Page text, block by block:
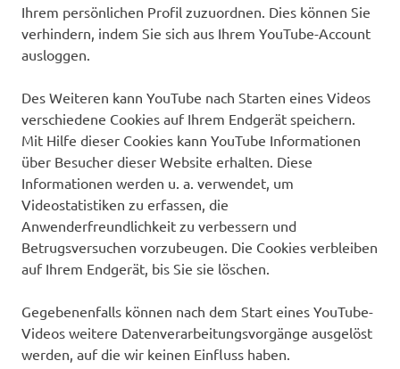
Ihrem persönlichen Profil zuzuordnen. Dies können Sie
verhindern, indem Sie sich aus Ihrem YouTube-Account
ausloggen.
Des Weiteren kann YouTube nach Starten eines Videos
verschiedene Cookies auf Ihrem Endgerät speichern.
Mit Hilfe dieser Cookies kann YouTube Informationen
über Besucher dieser Website erhalten. Diese
Informationen werden u. a. verwendet, um
Videostatistiken zu erfassen, die
Anwenderfreundlichkeit zu verbessern und
Betrugsversuchen vorzubeugen. Die Cookies verbleiben
auf Ihrem Endgerät, bis Sie sie löschen.
Gegebenenfalls können nach dem Start eines YouTube-
Videos weitere Datenverarbeitungsvorgänge ausgelöst
werden, auf die wir keinen Einfluss haben.